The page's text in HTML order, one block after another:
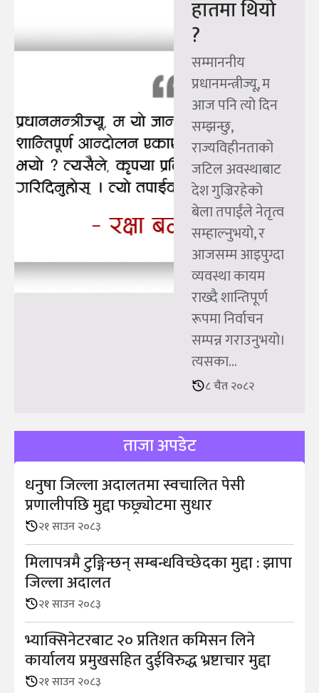
हातमा थियो
?
सम्माननीय
प्रधानमन्त्रीज्यू, म
आज पनि त्यो दिन
सम्झन्छु,
राज्यविहीनताको
जटिल अवस्थाबाट
देश गुज्रिरहेको
बेला तपाईंले नेतृत्व
सम्हाल्नुभयो, र
आजसम्म आइपुग्दा
व्यवस्था कायम
राख्दै शान्तिपूर्ण
रूपमा निर्वाचन
सम्पन्न गराउनुभयो।
त्यसका...
८ चैत २०८२
ताजा अपडेट
धनुषा जिल्ला अदालतमा स्वचालित पेसी
प्रणालीपछि मुद्दा फछ्र्योटमा सुधार
२१ साउन २०८३
मिलापत्रमै टुङ्गिन्छन् सम्बन्धविच्छेदका मुद्दा : झापा
जिल्ला अदालत
२१ साउन २०८३
भ्याक्सिनेटरबाट २० प्रतिशत कमिसन लिने
कार्यालय प्रमुखसहित दुईविरुद्ध भ्रष्टाचार मुद्दा
२१ साउन २०८३